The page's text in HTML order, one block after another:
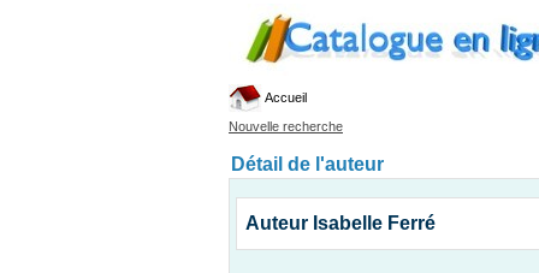
Accueil
Nouvelle recherche
Détail de l'auteur
Auteur Isabelle Ferré